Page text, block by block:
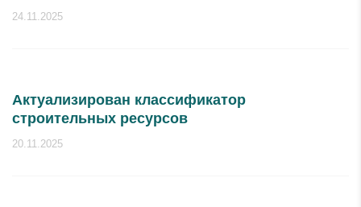
24.11.2025
Актуализирован классификатор
строительных ресурсов
20.11.2025